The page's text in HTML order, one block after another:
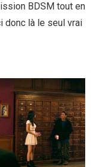
BDSM tout en
donc là le seul vrai